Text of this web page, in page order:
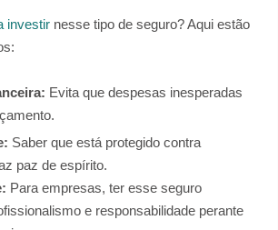
investir nesse tipo de seguro? Aqui estão
Evita que despesas inesperadas
Saber que está protegido contra
paz de espírito.
Para empresas, ter esse seguro
e responsabilidade perante